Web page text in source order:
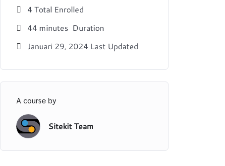
4 Total Enrolled
44 minutes Duration
Januari 29, 2024 Last Updated
A course by
Sitekit Team